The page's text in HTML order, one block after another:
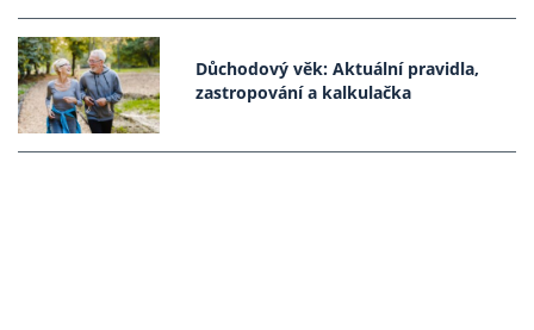
Důchodový věk: Aktuální pravidla,
zastropování a kalkulačka